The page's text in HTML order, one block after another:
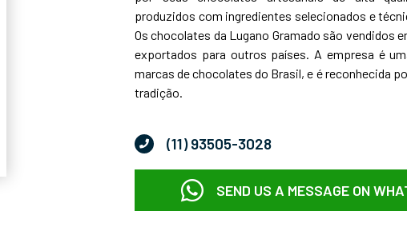
produzidos com ingredientes selecionados e
Os chocolates da Lugano Gramado são vendidos
exportados para outros países. A empresa é
marcas de chocolates do Brasil, e é reconhecida
tradição.
(11) 93505-3028
SEND US A MESSAGE ON